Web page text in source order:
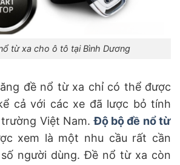
từ xa cho ô tô tại Bình Dương
đề nổ từ xa chỉ có thể được
cả với các xe đã lược bỏ tính
Việt Nam.Độ bộ đề nổ từ
xem là một nhu cầu rất cần
người dùng. Đề nổ từ xa còn